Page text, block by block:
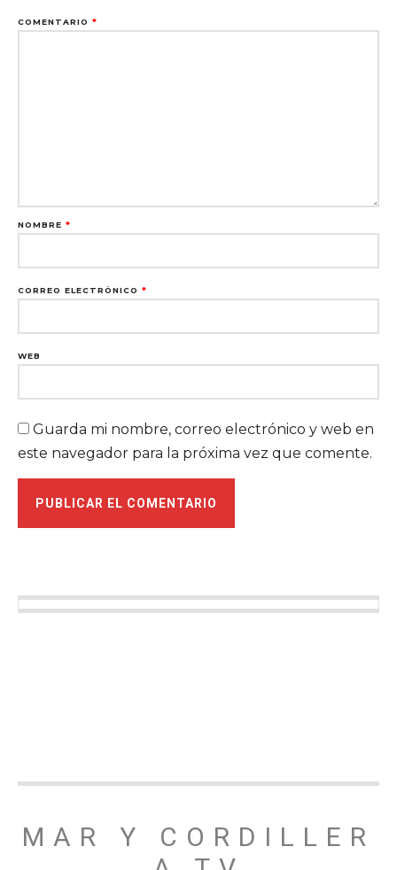
COMENTARIO *
NOMBRE *
CORREO ELECTRÓNICO *
WEB
Guarda mi nombre, correo electrónico y web en
este navegador para la próxima vez que comente.
MAR Y CORDILLER